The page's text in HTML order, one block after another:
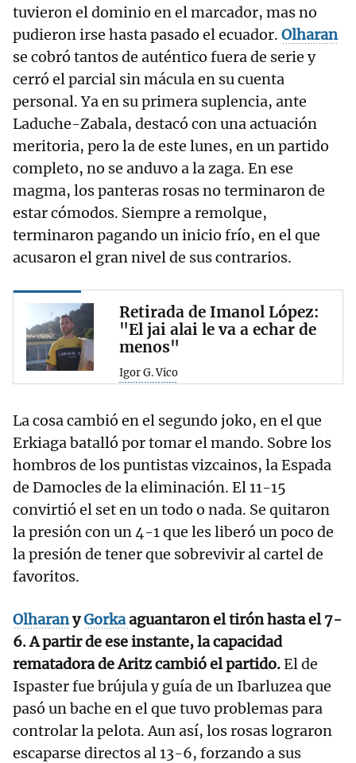
tuvieron el dominio en el marcador, mas no
pudieron irse hasta pasado el ecuador. Olharan
se cobró tantos de auténtico fuera de serie y
cerró el parcial sin mácula en su cuenta
personal. Ya en su primera suplencia, ante
Laduche-Zabala, destacó con una actuación
meritoria, pero la de este lunes, en un partido
completo, no se anduvo a la zaga. En ese
magma, los panteras rosas no terminaron de
estar cómodos. Siempre a remolque,
terminaron pagando un inicio frío, en el que
acusaron el gran nivel de sus contrarios.
Retirada de Imanol López:
"El jai alai le va a echar de
menos"
Igor G. Vico
La cosa cambió en el segundo joko, en el que
Erkiaga batalló por tomar el mando. Sobre los
hombros de los puntistas vizcainos, la Espada
de Damocles de la eliminación. El 11-15
convirtió el set en un todo o nada. Se quitaron
la presión con un 4-1 que les liberó un poco de
la presión de tener que sobrevivir al cartel de
favoritos.
OlharanyGorkaaguantaron el tirón hasta el 7-
6. A partir de ese instante, la capacidad
rematadora de Aritz cambió el partido.El de
Ispaster fue brújula y guía de un Ibarluzea que
pasó un bache en el que tuvo problemas para
controlar la pelota. Aun así, los rosas lograron
escaparse directos al 13-6, forzando a sus